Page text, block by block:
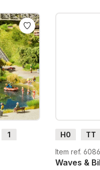
1
H0 TT
G
H0m
Item ref.
Waves &